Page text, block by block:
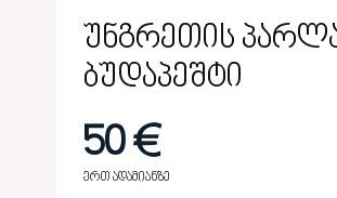
უნგრეთის
ბუდაპეშტი
50 €
ერთ ადამიანზე